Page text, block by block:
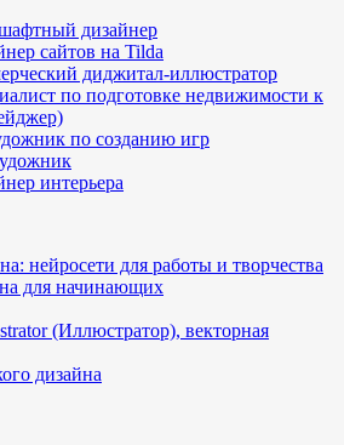
дизайнер
сайтов на Tilda
диджитал-иллюстратор
по подготовке недвижимости к
по созданию игр
интерьера
нейросети для работы и творчества
для начинающих
(Иллюстратор), векторная
дизайна